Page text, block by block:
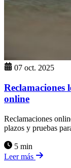
07 oct. 2025
Reclamaciones
online
Reclamaciones
plazos y pruebas
5 min
Leer más